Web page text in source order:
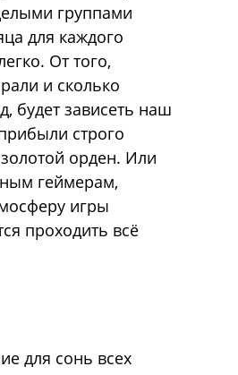
группами
для каждого
От того,
и сколько
будет зависеть наш
строго
орден. Или
геймерам,
игры
проходить всё
для сонь всех